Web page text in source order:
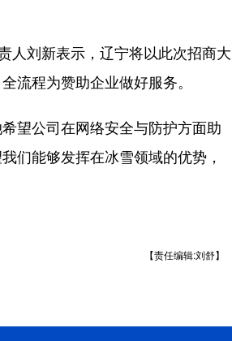
刘新表示，辽宁将以此次招商大
流程为赞助企业做好服务。
望公司在网络安全与防护方面助
们能够发挥在冰雪领域的优势，
【责任编辑:刘舒】